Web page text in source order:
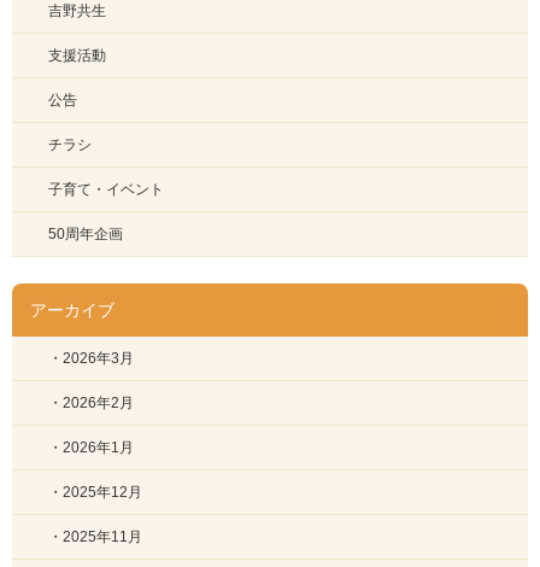
吉野共生
支援活動
公告
チラシ
子育て・イベント
50周年企画
アーカイブ
・2026年3月
・2026年2月
・2026年1月
・2025年12月
・2025年11月